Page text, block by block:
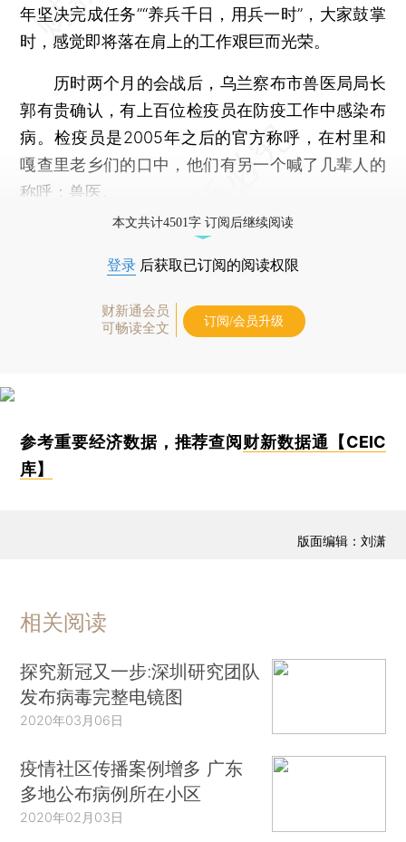
年坚决完成任务”“养兵千日，用兵一时”，大家鼓掌
时，感觉即将落在肩上的工作艰巨而光荣。
历时两个月的会战后，乌兰察布市兽医局局长
郭有贵确认，有上百位检疫员在防疫工作中感染布
病。检疫员是2005年之后的官方称呼，在村里和
嘎查里老乡们的口中，他们有另一个喊了几辈人的
称呼：兽医。
本文共计4501字 订阅后继续阅读
登录 后获取已订阅的阅读权限
财新通会员
可畅读全文
订阅/会员升级
参考重要经济数据，推荐查阅 财新数据通【CEIC
库】
版面编辑：刘潇
相关阅读
探究新冠又一步:深圳研究团队
发布病毒完整电镜图
2020年03月06日
疫情社区传播案例增多 广东
多地公布病例所在小区
2020年02月03日